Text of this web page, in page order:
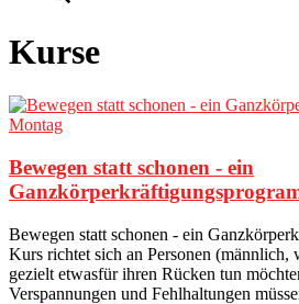
Kurse
Bewegen statt schonen - ein
Bewegen statt schonen - ein
Kurs richtet sich an Personen
gezielt etwasfür ihren Rücken tun
Verspannungen und Fehlhaltungen